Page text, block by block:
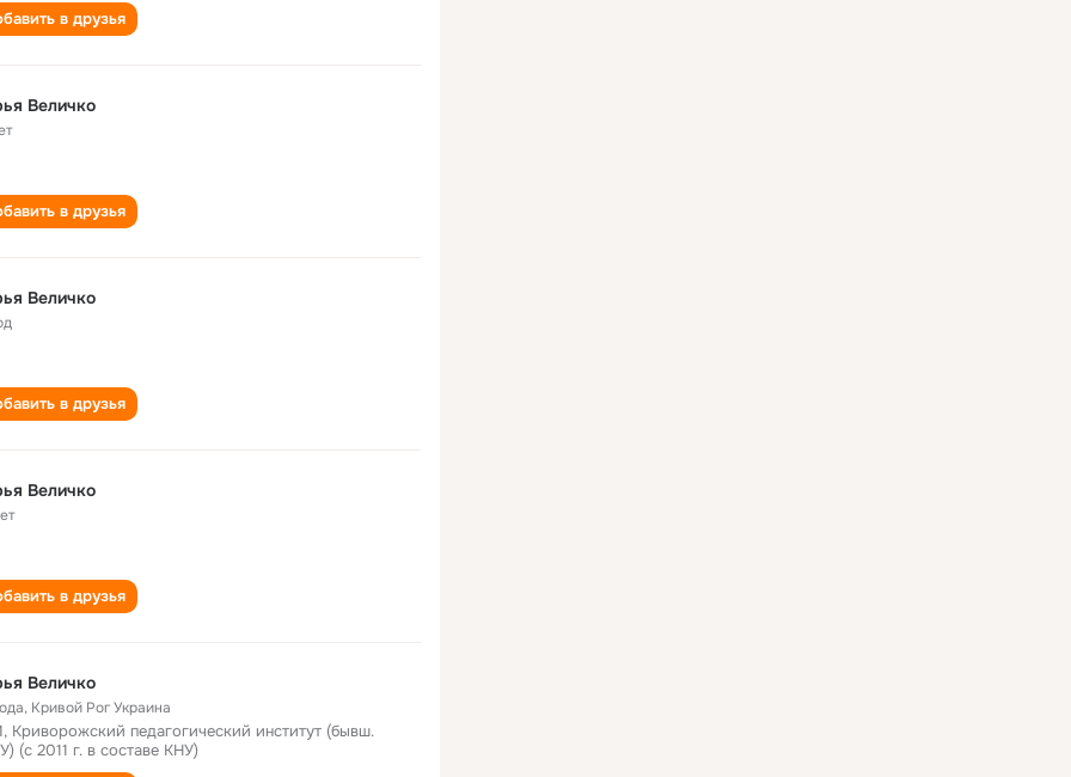
в друзья
Величко
в друзья
Величко
в друзья
Величко
в друзья
Величко
, Кривой Рог Украина
Криворожский педагогический институт (бывш.
(с 2011 г. в составе КНУ)